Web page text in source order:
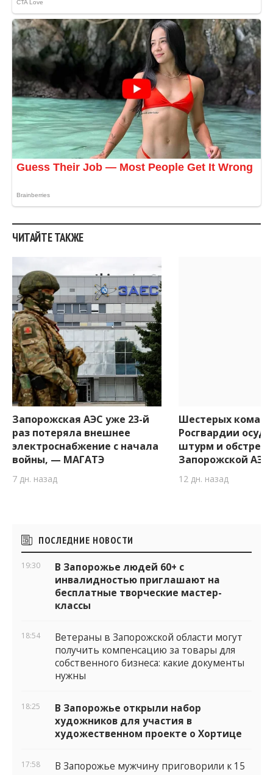
ЧИТАЙТЕ ТАКЖЕ
Запорожская АЭС уже 23-й
раз потеряла внешнее
электроснабжение с начала
войны, — МАГАТЭ
7 дн. назад
Шестерых
Росгвардии
штурм и обстрел
Запорожской АЭС
12 дн. назад
Боковые
виджеты
ПОСЛЕДНИЕ НОВОСТИ
19:30
В Запорожье людей 60+ с
инвалидностью приглашают на
бесплатные творческие мастер-
классы
18:54
Ветераны в Запорожской области могут
получить компенсацию за товары для
собственного бизнеса: какие документы
нужны
18:25
В Запорожье открыли набор
художников для участия в
художественном проекте о Хортице
17:58
В Запорожье мужчину приговорили к 15